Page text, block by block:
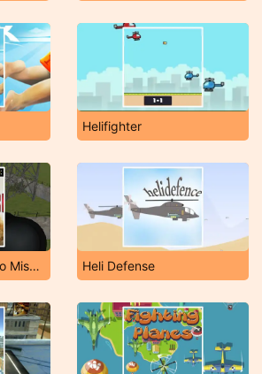
Helifighter
Frontiline Commando Mission 3D Heli Defense